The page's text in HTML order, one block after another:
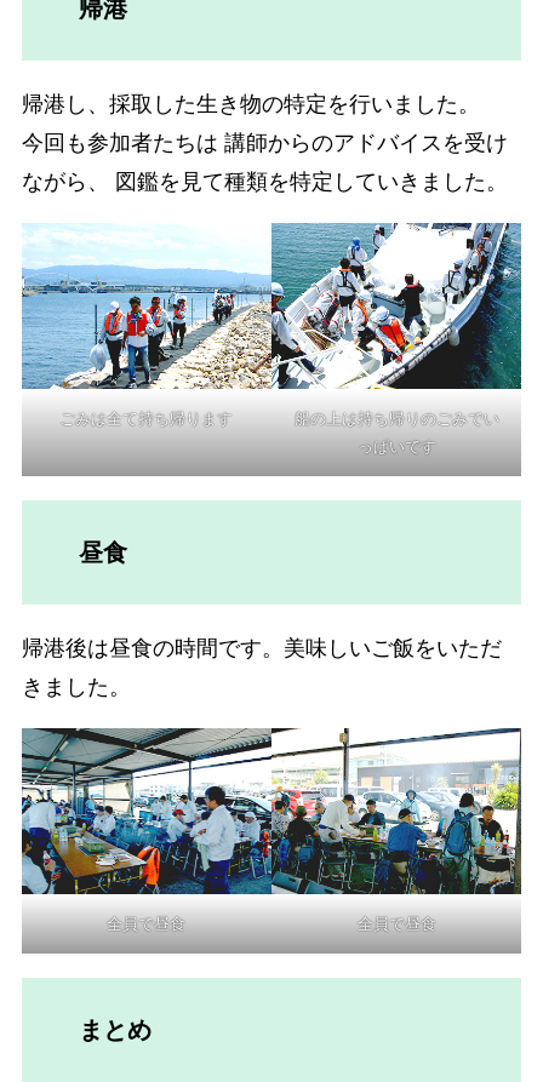
帰港
帰港し、採取した生き物の特定を行いました。
今回も参加者たちは 講師からのアドバイスを受け
ながら、 図鑑を見て種類を特定していきました。
ごみは全て持ち帰ります
船の上は持ち帰りのごみでい
っぱいです
昼食
帰港後は昼食の時間です。美味しいご飯をいただ
きました。
全員で昼食 全員で昼食
まとめ